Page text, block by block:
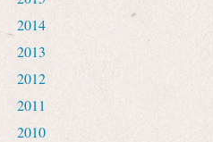
2014
2013
2012
2011
2010